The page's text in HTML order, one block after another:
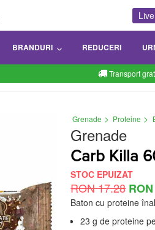
BRANDURI REDUCERI
Transport
Grenade > Proteine >
Grenade
Carb Killa
STOC EPUIZAT
RON 17.28
Baton cu proteine
23 g de proteine